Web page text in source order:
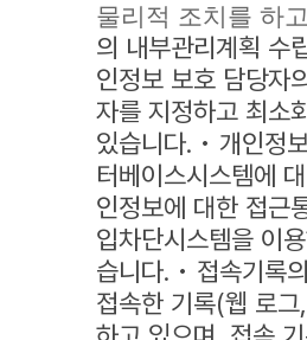
물리적 조치를 하
의 내부관리계획 수
인정보 보호 담당자
자를 지정하고 최소
있습니다. • 개인정
터베이스시스템에
인정보에 대한 접근
입차단시스템을 이
습니다. • 접속기록
접속한 기록(웹 로